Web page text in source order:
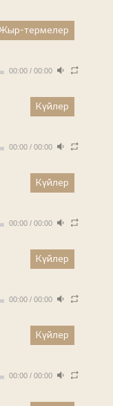
00:00 / 00:00
термелер
00:00 / 00:00
Күйлер
00:00 / 00:00
Күйлер
00:00 / 00:00
Күйлер
00:00 / 00:00
Күйлер